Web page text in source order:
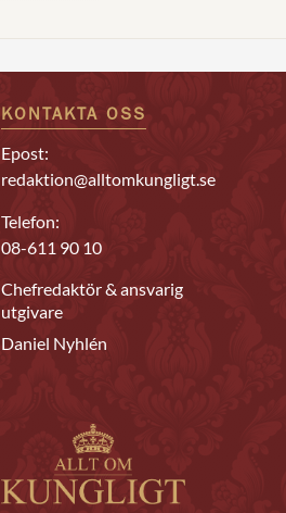
KONTAKTA OSS
Epost:
redaktion@alltomkungligt.se
Telefon:
08-611 90 10
Chefredaktör & ansvarig
utgivare
Daniel Nyhlén